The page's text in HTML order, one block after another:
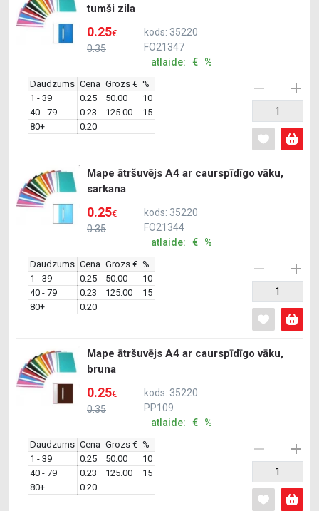
tumši zila
0.35
0.25€
kods: 35220
FO21347
atlaide: € %
Daudzums Cena Grozs € %
1 - 39
0.25 50.00
10
40 - 79
0.23 125.00
15
80+
0.20
Mape ātršuvējs A4 ar caurspīdīgo vāku,
sarkana
0.35
0.25€
kods: 35220
FO21344
atlaide: € %
Daudzums Cena Grozs € %
1 - 39
0.25 50.00
10
40 - 79
0.23 125.00
15
80+
0.20
Mape ātršuvējs A4 ar caurspīdīgo vāku,
bruna
0.35
0.25€
kods: 35220
PP109
atlaide: € %
Daudzums Cena Grozs € %
1 - 39
0.25 50.00
10
40 - 79
0.23 125.00
15
80+
0.20